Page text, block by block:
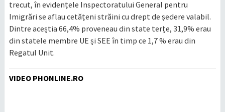
trecut, în evidențele Inspectoratului General pentru
Imigrări se aflau cetățeni străini cu drept de ședere valabil.
Dintre aceștia 66,4% proveneau din state terțe, 31,9% erau
din statele membre UE și SEE în timp ce 1,7 % erau din
Regatul Unit.
VIDEO PHONLINE.RO